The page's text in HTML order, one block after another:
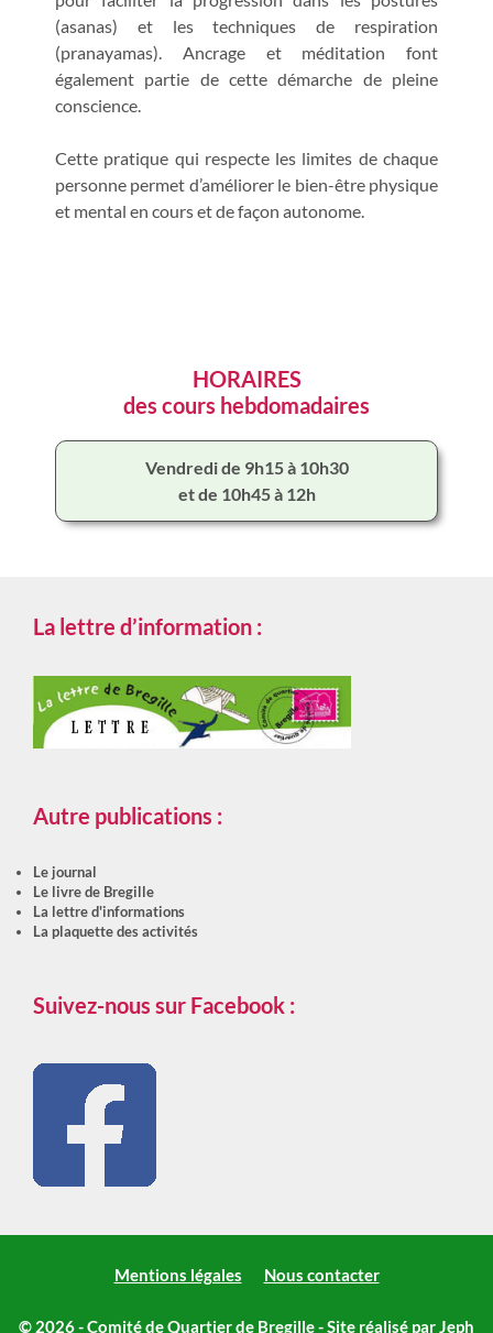
(asanas) et les techniques de respiration
(pranayamas). Ancrage et méditation font
également partie de cette démarche de pleine
conscience.
Cette pratique qui respecte les limites de chaque
personne permet d’améliorer le bien-être physique
et mental en cours et de façon autonome.
HORAIRES
des cours hebdomadaires
Vendredi de 9h15 à 10h30
et de 10h45 à 12h
La lettre d’information :
Autre publications :
Le journal
Le livre de Bregille
La lettre d'informations
La plaquette des activités
Suivez-nous sur Facebook :
Mentions légales Nous contacter
© 2026 - Comité de Quartier de Bregille - Site réalisé parJeph